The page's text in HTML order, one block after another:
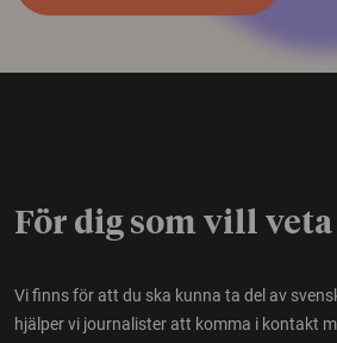
För dig som vill veta
Vi finns för att du ska kunna ta del av
hjälper vi journalister att komma i kontakt